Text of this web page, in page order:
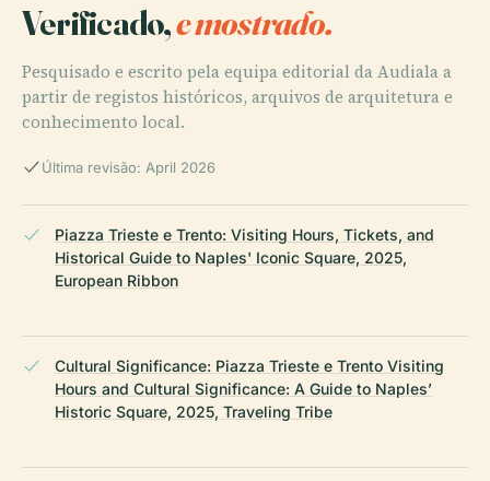
Verificado,e mostrado.
Pesquisado e escrito pela equipa editorial da Audiala a
partir de registos históricos, arquivos de arquitetura e
conhecimento local.
Última revisão: April 2026
Piazza Trieste e Trento: Visiting Hours, Tickets, and
Historical Guide to Naples' Iconic Square, 2025,
European Ribbon
Cultural Significance: Piazza Trieste e Trento Visiting
Hours and Cultural Significance: A Guide to Naples’
Historic Square, 2025, Traveling Tribe